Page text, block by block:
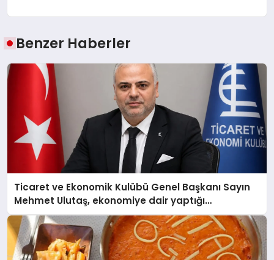
Benzer Haberler
Ticaret ve Ekonomik Kulübü Genel Başkanı Sayın
Mehmet Ulutaş, ekonomiye dair yaptığı
açıklamada şunları kaydetti: